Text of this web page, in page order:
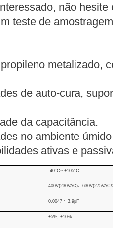
não hesite
teste de
metalizado,
de auto-cura,
da capacitância.
no ambiente
ativas e
-40°C~ +105°C
400V(230VAC)、
0.0047 ~ 3.9μF
±5%, ±10%